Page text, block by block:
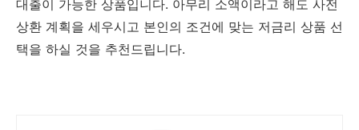
대출이 가능한 상품입니다. 아무리 소액이라고 해도 사전
상환 계획을 세우시고 본인의 조건에 맞는 저금리 상품 선
택을 하실 것을 추천드립니다.